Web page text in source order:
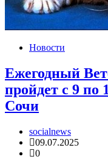
Новости
Ежегодный
пройдет с 9 по
Сочи
socialnews
09.07.2025
0